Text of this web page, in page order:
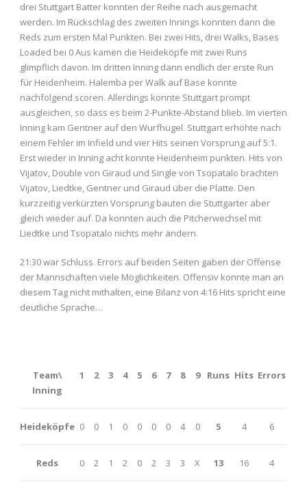
drei Stuttgart Batter konnten der Reihe nach ausgemacht
werden. Im Rückschlag des zweiten Innings konnten dann die
Reds zum ersten Mal Punkten. Bei zwei Hits, drei Walks, Bases
Loaded bei 0 Aus kamen die Heideköpfe mit zwei Runs
glimpflich davon. Im dritten Inning dann endlich der erste Run
für Heidenheim. Halemba per Walk auf Base konnte
nachfolgend scoren. Allerdings konnte Stuttgart prompt
ausgleichen, so dass es beim 2-Punkte-Abstand blieb. Im vierten
Inning kam Gentner auf den Wurfhügel. Stuttgart erhöhte nach
einem Fehler im Infield und vier Hits seinen Vorsprung auf 5:1.
Erst wieder in Inning acht konnte Heidenheim punkten. Hits von
Vijatov, Double von Giraud und Single von Tsopatalo brachten
Vijatov, Liedtke, Gentner und Giraud über die Platte. Den
kurzzeitig verkürzten Vorsprung bauten die Stuttgarter aber
gleich wieder auf. Da konnten auch die Pitcherwechsel mit
Liedtke und Tsopatalo nichts mehr ändern.
21:30 war Schluss. Errors auf beiden Seiten gaben der Offense
der Mannschaften viele Möglichkeiten. Offensiv konnte man an
diesem Tag nicht mithalten, eine Bilanz von 4:16 Hits spricht eine
deutliche Sprache…
Team\
Inning
1 2 3 4 5 6 7 8 9 Runs Hits Errors
Heideköpfe 0 0 1 0 0 0 0 4 0 5 4 6
Reds 0 2 1 2 0 2 3 3 X 13 16 4